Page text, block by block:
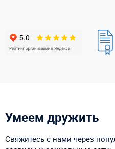
Умеем дружить
Свяжитесь с нами через